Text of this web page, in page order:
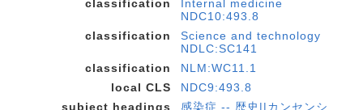
classification
Internal medicine
NDC10:493.8
classification
Science and technology
NDLC:SC141
classification
NLM:WC11.1
local CLS
NDC9:493.8
subject headings
感染症 -- 歴史||カンセンシ